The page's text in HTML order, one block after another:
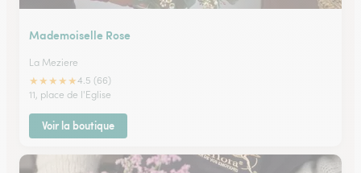
Mademoiselle Rose
La Meziere
★★★★★4.5 (66)
11, place de l'Eglise
Voir la boutique